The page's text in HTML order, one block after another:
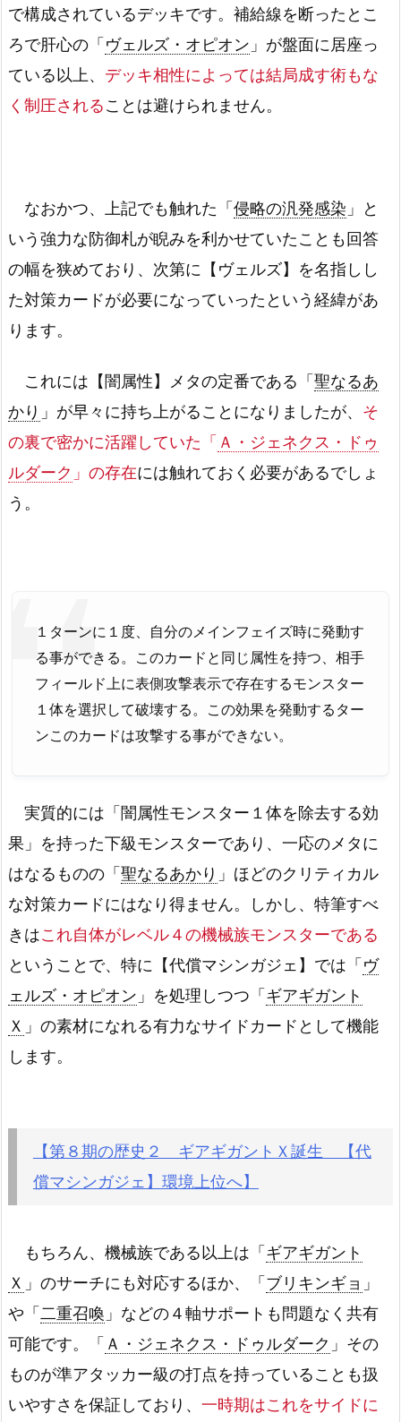
で構成されているデッキです。補給線を断ったとこ
ろで肝心の「 ヴェルズ・オピオン 」が盤面に居座っ
ている以上、 デッキ相性によっては結局成す術もな
く制圧される ことは避けられません。
なおかつ、上記でも触れた「 侵略の汎発感染 」と
いう強力な防御札が睨みを利かせていたことも回答
の幅を狭めており、次第に【ヴェルズ】を名指しし
た対策カードが必要になっていったという経緯があ
ります。
これには【闇属性】メタの定番である「 聖なるあ
かり 」が早々に持ち上がることになりましたが、 そ
の裏で密かに活躍していた「 Ａ・ジェネクス・ドゥ
ルダーク 」の存在には触れておく必要があるでしょ
う。
１ターンに１度、自分のメインフェイズ時に発動す
る事ができる。このカードと同じ属性を持つ、相手
フィールド上に表側攻撃表示で存在するモンスター
１体を選択して破壊する。この効果を発動するター
ンこのカードは攻撃する事ができない。
実質的には「闇属性モンスター１体を除去する効
果」を持った下級モンスターであり、一応のメタに
はなるものの「 聖なるあかり 」ほどのクリティカル
な対策カードにはなり得ません。しかし、特筆すべ
きはこれ自体がレベル４の機械族モンスターである
ということで、特に【代償マシンガジェ】では「 ヴ
ェルズ・オピオン 」を処理しつつ「 ギアギガント
Ｘ 」の素材になれる有力なサイドカードとして機能
します。
【第８期の歴史２ ギアギガントＸ誕生 【代
償マシンガジェ】環境上位へ】
もちろん、機械族である以上は「 ギアギガント
Ｘ 」のサーチにも対応するほか、「 ブリキンギョ 」
や「 二重召喚 」などの４軸サポートも問題なく共有
可能です。「 Ａ・ジェネクス・ドゥルダーク 」その
ものが準アタッカー級の打点を持っていることも扱
いやすさを保証しており、 一時期はこれをサイドに